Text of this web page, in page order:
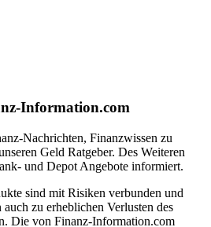
Information.com
Nachrichten, Finanzwissen zu
Geld Ratgeber. Des Weiteren
und Depot Angebote informiert.
sind mit Risiken verbunden und
zu erheblichen Verlusten des
Die von Finanz-Information.com